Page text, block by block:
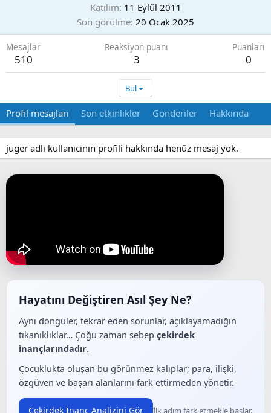
Katılım 11 Eylül 2011
Son görülme 20 Ocak 2025
Mesajlar
510
Reaksiyon puanı
3
Puanları
0
Bul
Profil mesajları Son etkinlikler Gönderiler Hakkında
juger adlı kullanıcının profili hakkında henüz mesaj yok.
Hayatını Değiştiren Asıl Şey Ne?
Aynı döngüler, tekrar eden sorunlar, açıklayamadığın
tıkanıklıklar… Çoğu zaman sebep çekirdek
inançlarındadır.
Çocuklukta oluşan bu görünmez kalıplar; para, ilişki,
özgüven ve başarı alanlarını fark ettirmeden yönetir.
Çekirdek İnanç Analizini Gör İlk adım fark etmekle başlar.